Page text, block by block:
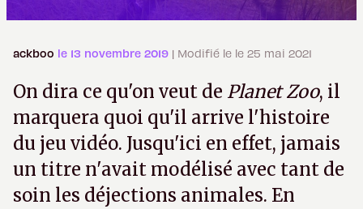
ackboo le 13 novembre 2019 | Modifié le le 25 mai 2021
On dira ce qu'on veut de Planet Zoo, il
marquera quoi qu'il arrive l'histoire
du jeu vidéo. Jusqu'ici en effet, jamais
un titre n'avait modélisé avec tant de
soin les déjections animales. En